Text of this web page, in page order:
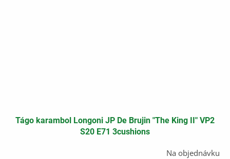
Tágo karambol Longoni JP De Brujin "The King II" VP2
S20 E71 3cushions
Na objednávku